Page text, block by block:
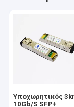
Υποχωρητικός
10Gb/S SFP+